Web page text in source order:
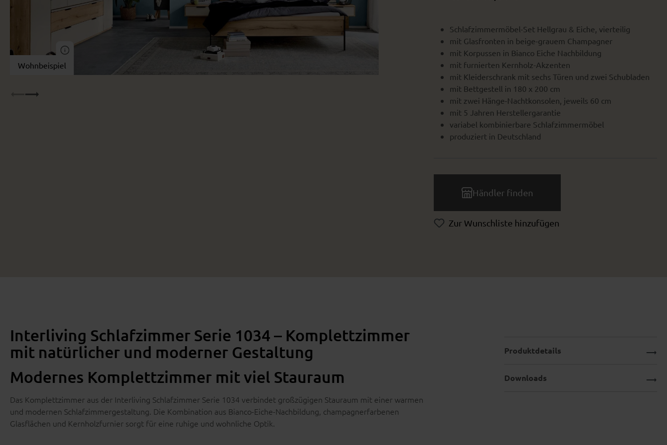
Wohnbeispiel
Wohnbeispiel
Schlafzimmermöbel-Set Hellgrau & Eiche, vierteilig
mit Glasfronten in beige-grauem Champagner
mit Korpussen in Bianco Eiche Nachbildung
mit furnierten Kernholz-Akzenten
mit Kleiderschrank mit sechs Türen und zwei Schubladen
mit Bettgestell in 180 x 200 cm
mit zwei Hänge-Nachtkonsolen, jeweils 60 cm
mit 5 Jahren Herstellergarantie
variabel kombinierbare Schlafzimmermöbel
produziert in Deutschland
Händler finden
Zur Wunschliste hinzufügen
Interliving Schlafzimmer Serie 1034 – Komplettzimmer
mit natürlicher und moderner Gestaltung
Modernes Komplettzimmer mit viel Stauraum
Das Komplettzimmer aus der Interliving Schlafzimmer Serie 1034 verbindet großzügigen Stauraum mit einer warmen
und modernen Schlafzimmergestaltung. Die Kombination aus Bianco-Eiche-Nachbildung, champagnerfarbenen
Glasflächen und Kernholzfurnier sorgt für eine ruhige und wohnliche Optik.
Produktdetails
Downloads